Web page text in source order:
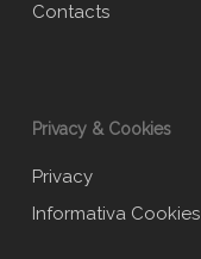
Contacts
Privacy & Cookies
Privacy
Informativa Cookies